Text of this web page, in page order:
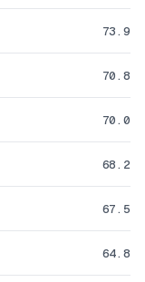
73.9
70.8
70.0
68.2
67.5
64.8